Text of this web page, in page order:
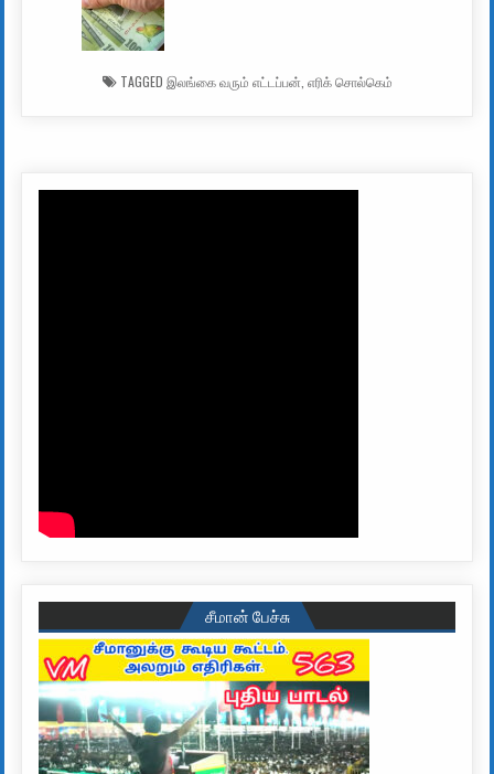
TAGGED இலங்கை வரும் எட்டப்பன் எரிக் சொல்கெம்
சீமான் பேச்சு